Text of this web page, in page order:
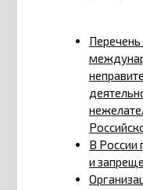
Перечень
В России
и